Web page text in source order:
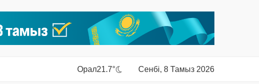
Орал21.7° Сенбі, 8 Тамыз 2026